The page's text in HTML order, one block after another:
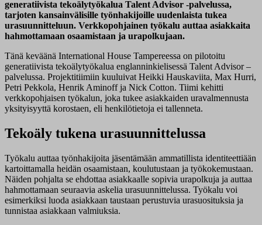
generatiivista tekoälytyökalua Talent Advisor -palvelussa,
tarjoten kansainvälisille työnhakijoille uudenlaista tukea
urasuunnitteluun. Verkkopohjainen työkalu auttaa asiakkaita
hahmottamaan osaamistaan ja urapolkujaan.
Tänä keväänä International House Tampereessa on pilotoitu
generatiivista tekoälytyökalua englanninkielisessä Talent Advisor –
palvelussa. Projektitiimiin kuuluivat Heikki Hauskaviita, Max Hurri,
Petri Pekkola, Henrik Aminoff ja Nick Cotton. Tiimi kehitti
verkkopohjaisen työkalun, joka tukee asiakkaiden uravalmennusta
yksityisyyttä korostaen, eli henkilötietoja ei tallenneta.
Tekoäly tukena urasuunnittelussa
Työkalu auttaa työnhakijoita jäsentämään ammatillista identiteettiään
kartoittamalla heidän osaamistaan, koulutustaan ja työkokemustaan.
Näiden pohjalta se ehdottaa asiakkaalle sopivia urapolkuja ja auttaa
hahmottamaan seuraavia askelia urasuunnittelussa. Työkalu voi
esimerkiksi luoda asiakkaan taustaan perustuvia urasuosituksia ja
tunnistaa asiakkaan valmiuksia.